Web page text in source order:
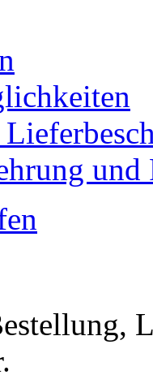
und